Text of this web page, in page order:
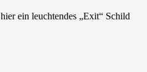
hier ein leuchtendes „Exit“ Schild